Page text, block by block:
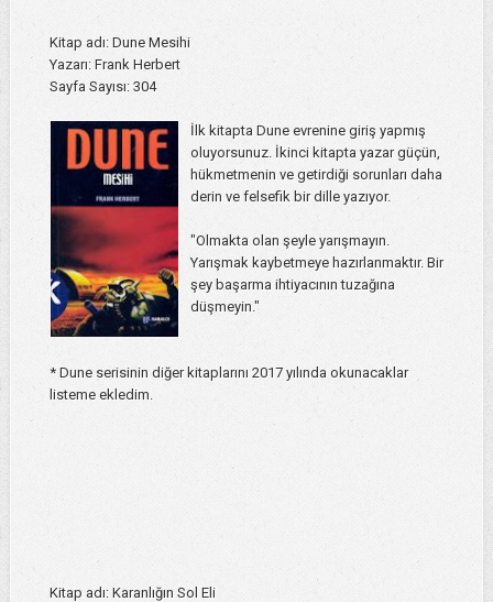
Kitap adı: Dune Mesihi
Yazarı: Frank Herbert
Sayfa Sayısı: 304
İlk kitapta Dune evrenine giriş yapmış
oluyorsunuz. İkinci kitapta yazar güçün,
hükmetmenin ve getirdiği sorunları daha
derin ve felsefik bir dille yazıyor.
"Olmakta olan şeyle yarışmayın.
Yarışmak kaybetmeye hazırlanmaktır. Bir
şey başarma ihtiyacının tuzağına
düşmeyin."
* Dune serisinin diğer kitaplarını 2017 yılında okunacaklar
listeme ekledim.
Kitap adı: Karanlığın Sol Eli